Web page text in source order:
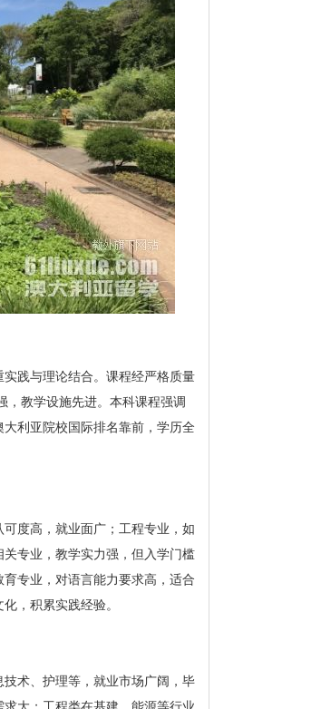
践与理论结合。课程经严格质量
，教学设施先进。本科课程强调
利亚院校国际排名靠前，学历全
度高，就业面广；工程专业，如
专业，教学实力强，但入学门槛
专业，对语言能力要求高，适合
，积累实践经验。
术、护理等，就业市场广阔，毕